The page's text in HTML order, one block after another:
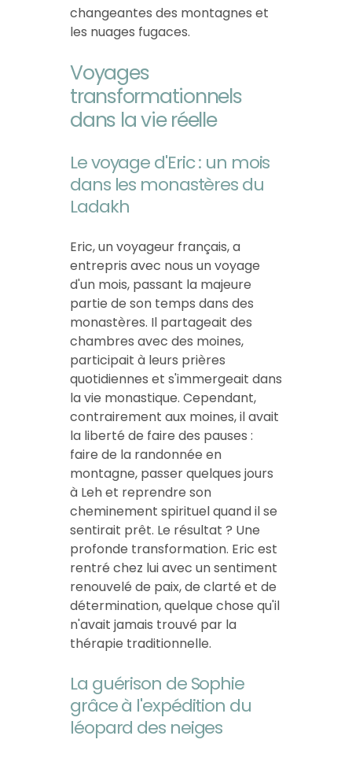
changeantes des montagnes et
les nuages fugaces.
Voyages
transformationnels
dans la vie réelle
Le voyage d'Eric : un mois
dans les monastères du
Ladakh
Eric, un voyageur français, a
entrepris avec nous un voyage
d'un mois, passant la majeure
partie de son temps dans des
monastères. Il partageait des
chambres avec des moines,
participait à leurs prières
quotidiennes et s'immergeait dans
la vie monastique. Cependant,
contrairement aux moines, il avait
la liberté de faire des pauses :
faire de la randonnée en
montagne, passer quelques jours
à Leh et reprendre son
cheminement spirituel quand il se
sentirait prêt. Le résultat ? Une
profonde transformation. Eric est
rentré chez lui avec un sentiment
renouvelé de paix, de clarté et de
détermination, quelque chose qu'il
n'avait jamais trouvé par la
thérapie traditionnelle.
La guérison de Sophie
grâce à l'expédition du
léopard des neiges